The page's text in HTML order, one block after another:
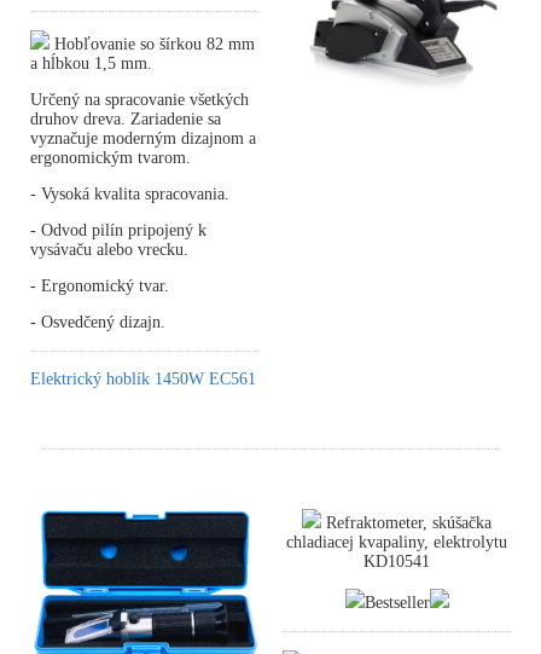
Hobľovanie so šírkou 82 mm
a hĺbkou 1,5 mm.
Určený na spracovanie všetkých
druhov dreva. Zariadenie sa
vyznačuje moderným dizajnom a
ergonomickým tvarom.
- Vysoká kvalita spracovania.
- Odvod pilín pripojený k
vysávaču alebo vrecku.
- Ergonomický tvar.
- Osvedčený dizajn.
Elektrický hoblík 1450W EC561
Refraktometer, skúšačka
chladiacej kvapaliny, elektrolytu
KD10541
Bestseller